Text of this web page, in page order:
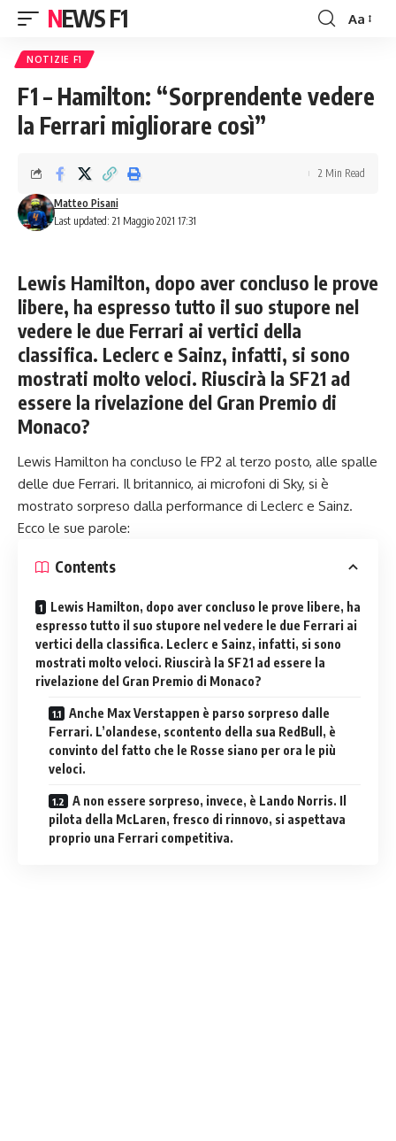
NEWS F1
Font
Aa
NOTIZIE F1
F1 – Hamilton: “Sorprendente vedere
la Ferrari migliorare così”
Last updated: 21 Maggio 2021 17:31
Matteo Pisani
2 Min Read
Lewis Hamilton, dopo aver concluso le prove
libere, ha espresso tutto il suo stupore nel
vedere le due Ferrari ai vertici della
classifica. Leclerc e Sainz, infatti, si sono
mostrati molto veloci. Riuscirà la SF21 ad
essere la rivelazione del Gran Premio di
Monaco?
Lewis Hamilton ha concluso le FP2 al terzo posto, alle spalle
delle due Ferrari. Il britannico, ai microfoni di Sky, si è
mostrato sorpreso dalla performance di Leclerc e Sainz.
Ecco le sue parole:
Contents
Lewis Hamilton, dopo aver concluso le prove libere, ha
espresso tutto il suo stupore nel vedere le due Ferrari ai
vertici della classifica. Leclerc e Sainz, infatti, si sono
mostrati molto veloci. Riuscirà la SF21 ad essere la
rivelazione del Gran Premio di Monaco?
Anche Max Verstappen è parso sorpreso dalle
Ferrari. L’olandese, scontento della sua RedBull, è
convinto del fatto che le Rosse siano per ora le più
veloci.
A non essere sorpreso, invece, è Lando Norris. Il
pilota della McLaren, fresco di rinnovo, si aspettava
proprio una Ferrari competitiva.